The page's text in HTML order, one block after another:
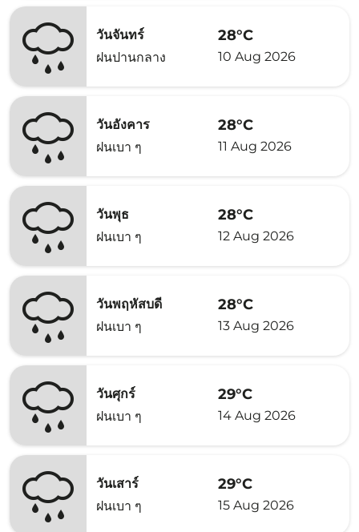
วันจันทร์
ฝนปานกลาง
28°C
10 Aug 2026
วันอังคาร
ฝนเบา ๆ
28°C
11 Aug 2026
วันพุธ
ฝนเบา ๆ
28°C
12 Aug 2026
วันพฤหัสบดี
ฝนเบา ๆ
28°C
13 Aug 2026
วันศุกร์
ฝนเบา ๆ
29°C
14 Aug 2026
วันเสาร์
ฝนเบา ๆ
29°C
15 Aug 2026